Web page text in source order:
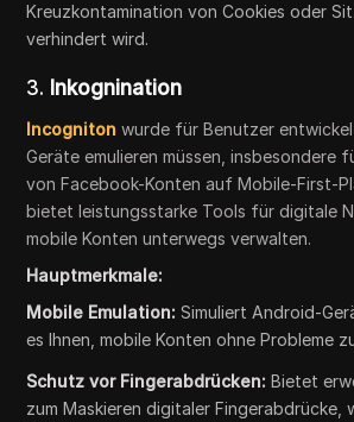
Kreuzkontamination von Cookies oder
verhindert wird.
3. Inkognination
Incogniton wurde für Benutzer
Geräte emulieren müssen, insbesondere
von Facebook-Konten auf Mobile-First-
bietet leistungsstarke Tools für digitale
mobile Konten unterwegs verwalten.
Hauptmerkmale:
Mobile Emulation: Simuliert Android-
es Ihnen, mobile Konten ohne Probleme
Schutz vor Fingerabdrücken: Bietet
zum Maskieren digitaler Fingerabdrücke,